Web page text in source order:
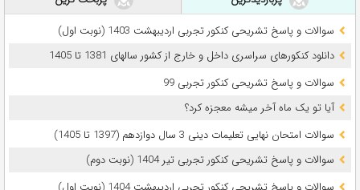
سوالات و پاسخ تشریحی کنکور تجربی اردیبهشت 1403 (نوبت اول)
دانلود کنکورهای سراسری داخل و خارج از کشور سالهای 1381 تا 1405
سوالات و پاسخ تشریحی کنکور تجربی 99
آیا تو یک ماه آخر میشه معجزه کرد؟
سوالات امتحان نهایی تعلیمات دینی 3 سال دوازدهم (1397 تا 1405)
سوالات و پاسخ تشریحی کنکور تجربی تیر 1404 (نوبت دوم)